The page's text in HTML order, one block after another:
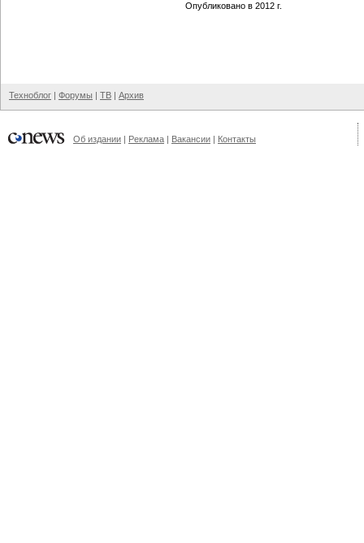
Опубликовано в 2012 г.
Техноблог | Форумы | ТВ | Архив
Об издании | Реклама | Вакансии | Контакты